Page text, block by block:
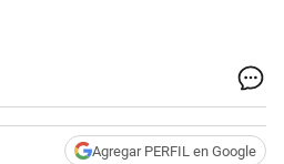
Agregar PERFIL en Google